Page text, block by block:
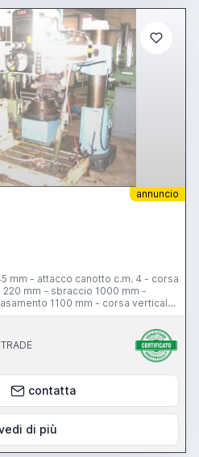
annuncio
mm - attacco canotto c.m. 4 - corsa
mm - sbraccio 1000 mm -
1100 mm - corsa verticale
- potenza motore 3 HP - vel di
contatta
di più